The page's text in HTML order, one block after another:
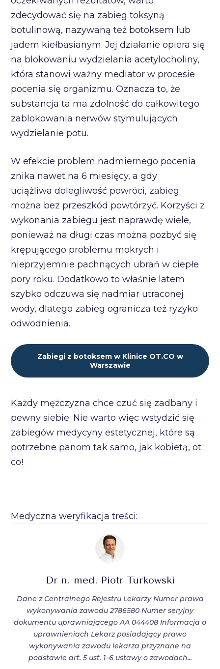
zdecydować się na zabieg toksyną
botulinową, nazywaną też botoksem lub
jadem kiełbasianym. Jej działanie opiera się
na blokowaniu wydzielania acetylocholiny,
która stanowi ważny mediator w procesie
pocenia się organizmu. Oznacza to, że
substancja ta ma zdolność do całkowitego
zablokowania nerwów stymulujących
wydzielanie potu.
W efekcie problem nadmiernego pocenia
znika nawet na 6 miesięcy, a gdy
uciążliwa dolegliwość powróci, zabieg
można bez przeszkód powtórzyć. Korzyści z
wykonania zabiegu jest naprawdę wiele,
ponieważ na długi czas można pozbyć się
krępującego problemu mokrych i
nieprzyjemnie pachnących ubrań w ciepłe
pory roku. Dodatkowo to właśnie latem
szybko odczuwa się nadmiar utraconej
wody, dlatego zabieg ogranicza też ryzyko
odwodnienia.
Zabiegi z botoksem w Klinice OT.CO w
Warszawie
Każdy mężczyzna chce czuć się zadbany i
pewny siebie. Nie warto więc wstydzić się
zabiegów medycyny estetycznej, które są
potrzebne panom tak samo, jak kobietą, ot
co!
Medyczna weryfikacja treści:
Dr n. med. Piotr Turkowski
Dane z Centralnego Rejestru Lekarzy Numer prawa
wykonywania zawodu 2786580 Numer seryjny
dokumentu uprawniającego AA 044408 Informacja o
uprawnieniach Lekarz posiadający prawo
wykonywania zawodu lekarza przyznane na
podstawie art. 5 ust. 1–6 ustawy o zawodach...